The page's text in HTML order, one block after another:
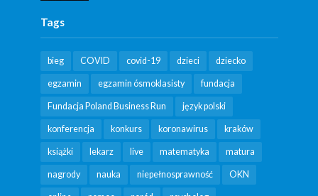
Tags
bieg COVID covid-19 dzieci dziecko
egzamin egzamin ósmoklasisty fundacja
Fundacja Poland Business Run język polski
konferencja konkurs koronawirus kraków
książki lekarz live matematyka matura
nagrody nauka niepełnosprawność OKN